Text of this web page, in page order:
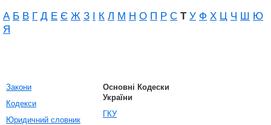
А Б В Г Д Е Є Ж З І К Л М Н О П Р С Т У Ф Х Ц Ч Ш Ю
Я
Закони
Кодекси
Юридичний словник
Основні Кодески
України
ГКУ